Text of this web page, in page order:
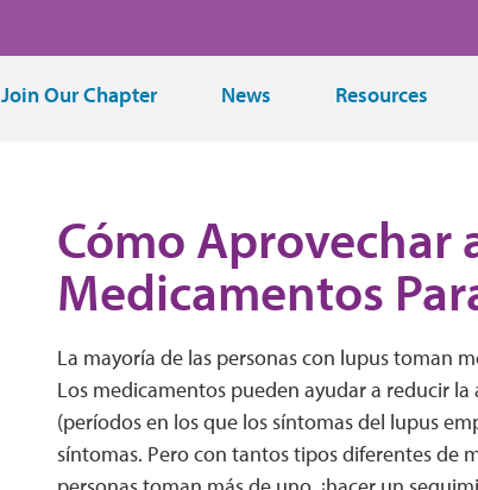
Join Our Chapter News Resources
Cómo Aprovechar
Medicamentos
La mayoría de las personas con lupus toman
Los medicamentos pueden ayudar a reducir
(períodos en los que los síntomas del lupus
síntomas. Pero con tantos tipos diferentes de